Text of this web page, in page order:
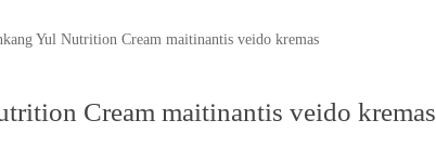
Yul Nutrition Cream maitinantis veido kremas
Cream maitinantis veido kremas